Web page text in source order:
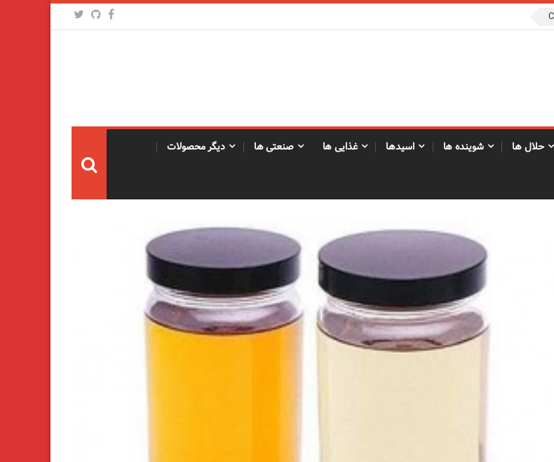
حلال ها شوینده ها اسیدها غذایی ها صنعتی ها دیگر محصولات